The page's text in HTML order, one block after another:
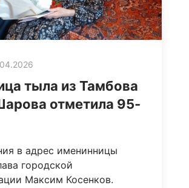
тыла из Тамбова
отметила 95-
в адрес именинницы
городской
Максим Косенков.